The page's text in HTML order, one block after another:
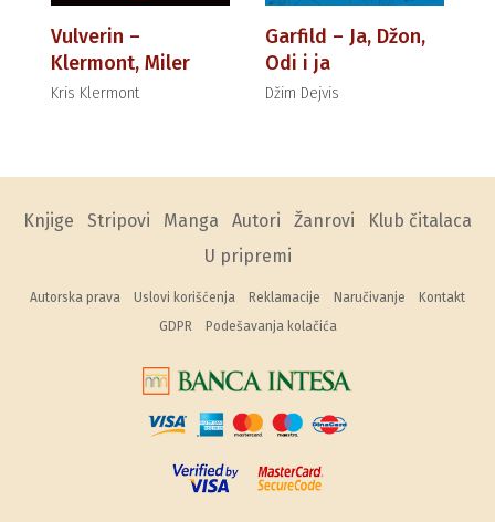
Vulverin –
Klermont, Miler
Kris Klermont
Garfild – Ja, Džon,
Odi i ja
Džim Dejvis
Knjige Stripovi Manga Autori Žanrovi
Klub čitalaca
U pripremi
Autorska prava Uslovi korišćenja Reklamacije Naručivanje
Kontakt
GDPR
Podešavanja kolačića